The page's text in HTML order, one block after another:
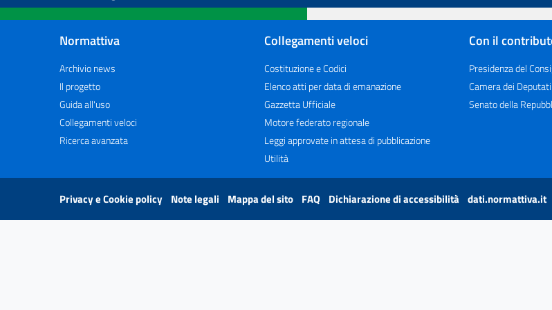
Normattiva
Archivio news
Il progetto
Guida all'uso
Collegamenti veloci
Ricerca avanzata
Collegamenti veloci
Costituzione e Codici
Elenco atti per data di emanazione
Gazzetta Ufficiale
Motore federato regionale
Leggi approvate in attesa di pubblicazione
Utilità
Con il
Presidenza del
Camera dei Deputati
Senato della
Privacy e Cookie policy Note legali Mappa del sito FAQ Dichiarazione di accessibilità dati.normattiva.it